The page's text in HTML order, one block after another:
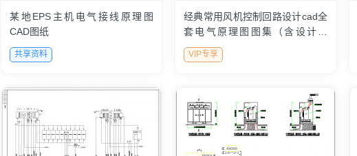
某地EPS主机电气接线原理图
CAD图纸
共享资料
经典常用风机控制回路设计cad全
套电气原理图图集（含设计说
明，种类齐全）
VIP专享